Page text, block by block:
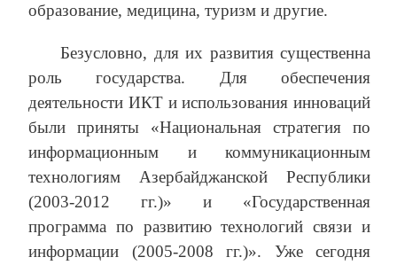
образование, медицина, туризм и другие.
Безусловно, для их развития существенна
роль государства. Для обеспечения
деятельности ИКТ и использования инноваций
были приняты «Национальная стратегия по
информационным и коммуникационным
технологиям Азербайджанской Республики
(2003-2012 гг.)» и «Государственная
программа по развитию технологий связи и
информации (2005-2008 гг.)». Уже сегодня